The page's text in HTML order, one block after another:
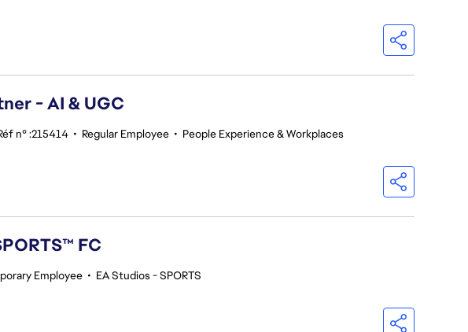
- AI & UGC
n° :215414 • Regular Employee • People Experience & Workplaces
FC
Employee • EA Studios - SPORTS